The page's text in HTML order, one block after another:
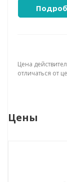
Цена
отличаться от
Цены